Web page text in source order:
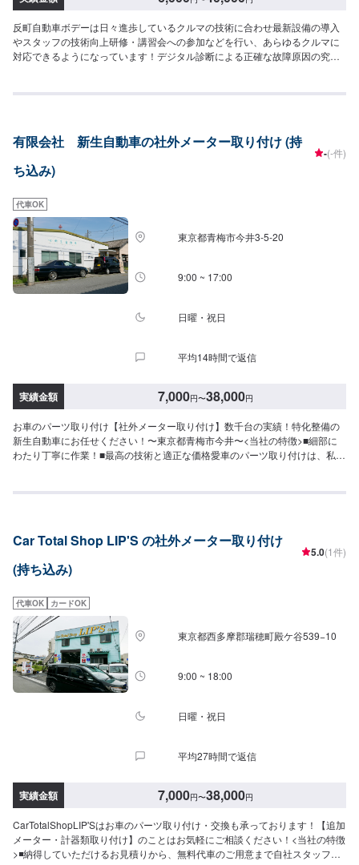
反町自動車ボデーは日々進歩しているクルマの技術に合わせ最新設備の導入
やスタッフの技術向上研修・講習会への参加などを行い、あらゆるクルマに
対応できるようになっています！デジタル診断による正確な故障原因の究明
備士による点検・メンテナンス、クルマのパーツ交換や取り付け・カスタム
---------------------------【1】オファーにてお問い合わせ【2】お見積り【3】お
見積りにご納得いただければ作業開始【4】仕上がり次第納車〈納期につい
て〉通常2~3日程度で納車いたします！車種やパーツなどにより作業内容が
ち込みについて〉パーツ持ち込み可能です！オファー送信の際に、持ち込み
パーツの詳細をご入力ください。〈代車について〉無料の代車ご用意してお
ります！愛車の作業中は代車をご利用ください！※代車の燃料代はお客様にご
負担いただいております。【定休日・営業時間】定休日：不定休営業時間：
9:00~18:00
有限会社 新生自動車の社外メーター取り付け (持
ち込み)
-(-件)
代車OK
東京都青梅市今井3-5-20
9:00 ~ 17:00
日曜・祝日
平均14時間で返信
実績金額 7,000円〜38,000円
お車のパーツ取り付け【社外メーター取り付け】数千台の実績！特化整備の
新生自動車にお任せください！〜東京都青梅市今井〜<当社の特徴>■細部に
わたり丁寧に作業！■最高の技術と適正な価格愛車のパーツ取り付けは、私た
て>パーツの持ち込み・販売も可能です！ご希望の方はパーツ詳細やお車の情
車の燃料代はお客様にご負担いただいております。<入庫受付可能日・営業時
Car Total Shop LIP'S の社外メーター取り付け
(持ち込み)
5.0(1件)
代車OK カードOK
東京都西多摩郡瑞穂町殿ケ谷539−10
9:00 ~ 18:00
日曜・祝日
平均27時間で返信
実績金額 7,000円〜38,000円
CarTotalShopLIP'Sはお車のパーツ取り付け・交換も承っております！【追加
メーター・計器類取り付け】のことはお気軽にご相談ください！<当社の特徴
>◾納得していただけるお見積りから、無料代車のご用意まで自社スタッフが